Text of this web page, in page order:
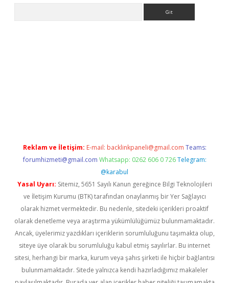
Reklam ve İletişim: E-mail: backlinkpaneli@gmail.com Teams:
forumhizmeti@gmail.com Whatsapp: 0262 606 0 726 Telegram:
@karabul
Yasal Uyarı: Sitemiz, 5651 Sayılı Kanun gereğince Bilgi Teknolojileri
ve İletişim Kurumu (BTK) tarafından onaylanmış bir Yer Sağlayıcı
olarak hizmet vermektedir. Bu nedenle, sitedeki içerikleri proaktif
olarak denetleme veya araştırma yükümlülüğümüz bulunmamaktadır.
Ancak, üyelerimiz yazdıkları içeriklerin sorumluluğunu taşımakta olup,
siteye üye olarak bu sorumluluğu kabul etmiş sayılırlar. Bu internet
sitesi, herhangi bir marka, kurum veya şahıs şirketi ile hiçbir bağlantısı
bulunmamaktadır. Sitede yalnızca kendi hazırladığımız makaleler